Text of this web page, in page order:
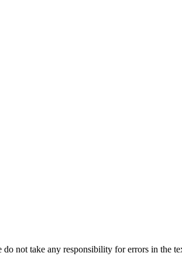
do not take any responsibility for errors in the